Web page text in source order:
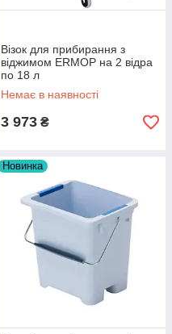
Візок для прибирання з
віджимом ERMOP на 2 відра
по 18 л
Немає в наявності
3 973 ₴
Новинка